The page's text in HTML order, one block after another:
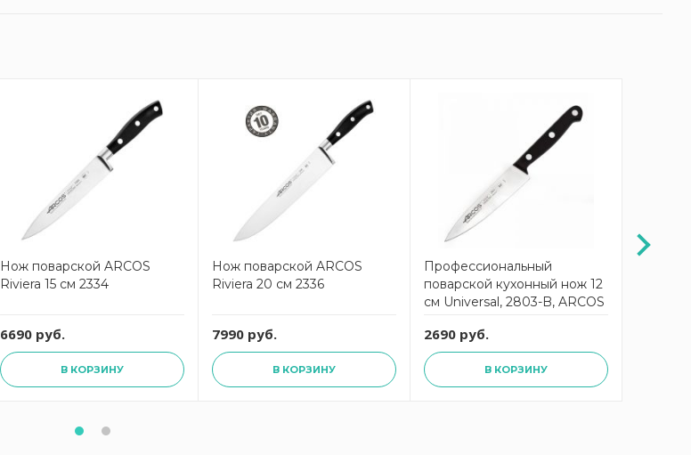
Нож поварской ARCOS
Riviera 15 см 2334
6690 руб.
В КОРЗИНУ
Нож поварской ARCOS
Riviera 20 см 2336
7990 руб.
В КОРЗИНУ
Профессиональный
поварской кухонный нож 12
см Universal, 2803-B, ARCOS
2690 руб.
В КОРЗИНУ